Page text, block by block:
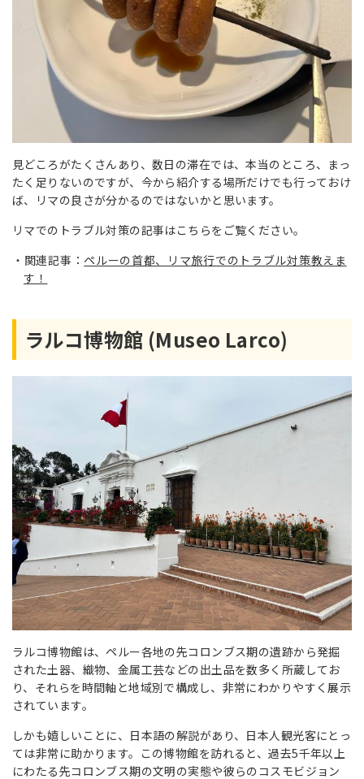
見どころがたくさんあり、数日の滞在では、本当のところ、まっ
たく足りないのですが、今から紹介する場所だけでも行っておけ
ば、リマの良さが分かるのではないかと思います。
リマでのトラブル対策の記事はこちらをご覧ください。
関連記事： ペルーの首都、リマ旅行でのトラブル対策教えま
す！
ラルコ博物館 (Museo Larco)
ラルコ博物館は、ペルー各地の先コロンブス期の遺跡から発掘
された土器、織物、金属工芸などの出土品を数多く所蔵してお
り、それらを時間軸と地域別で構成し、非常にわかりやすく展示
されています。
しかも嬉しいことに、日本語の解説があり、日本人観光客にとっ
ては非常に助かります。この博物館を訪れると、過去5千年以上
にわたる先コロンブス期の文明の実態や彼らのコスモビジョン